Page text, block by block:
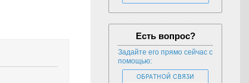
Есть вопрос?
Задайте его прямо сейчас с
помощью:
ОБРАТНОЙ СВЯЗИ